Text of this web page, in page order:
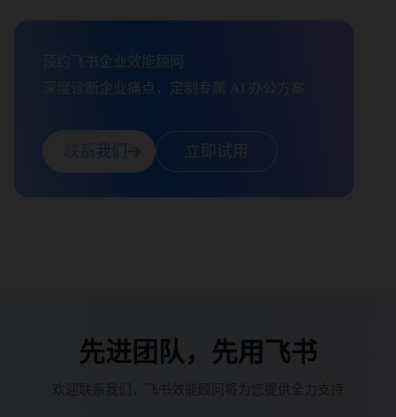
预约飞书企业效能顾问
深度诊断企业痛点，定制专属 AI 办公方案
联系我们 立即试用
先进团队，先用飞书